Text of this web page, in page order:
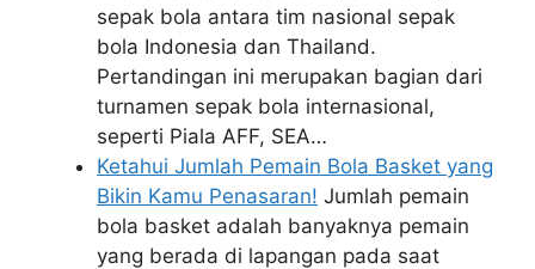
sepak bola antara tim nasional sepak
bola Indonesia dan Thailand.
Pertandingan ini merupakan bagian dari
turnamen sepak bola internasional,
seperti Piala AFF, SEA…
Ketahui Jumlah Pemain Bola Basket yang
Bikin Kamu Penasaran! Jumlah pemain
bola basket adalah banyaknya pemain
yang berada di lapangan pada saat